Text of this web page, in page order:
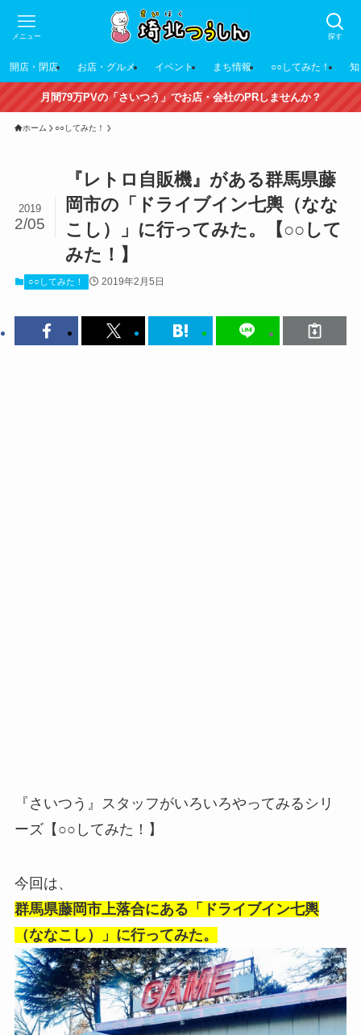
探す
メニュー
開店・閉店 お店・グルメ イベント まち情報 ○○してみた！
月間79万PVの「さいつう」でお店・会社のPRしませんか？
ホーム ○○してみた！
『レトロ自販機』がある群馬県藤
岡市の「ドライブイン七輿（なな
こし）」に行ってみた。【○○して
みた！】
2019
2/05
○○してみた！ 2019年2月5日
『さいつう』スタッフがいろいろやってみるシリ
ーズ【○○してみた！】
今回は、
群馬県藤岡市上落合にある「ドライブイン七輿
（ななこし）」に行ってみた。